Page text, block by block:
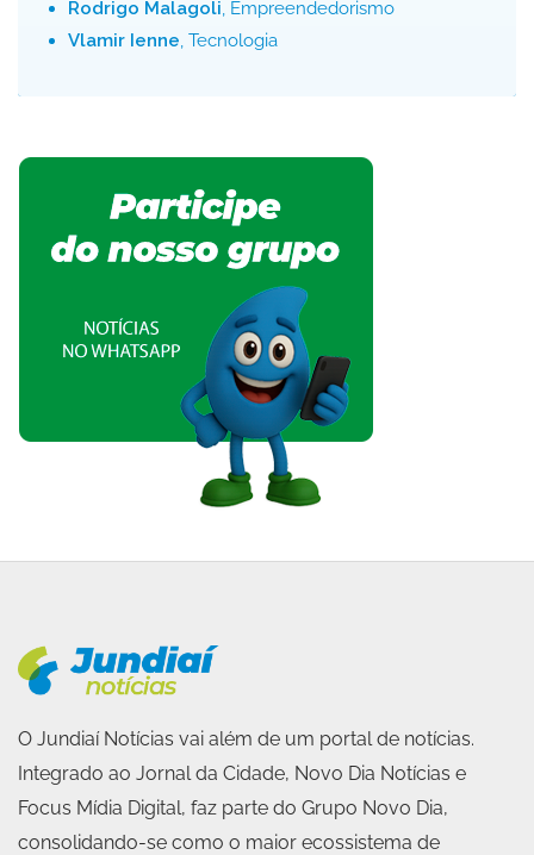
Rodrigo Malagoli, Empreendedorismo
Vlamir Ienne, Tecnologia
O Jundiaí Notícias vai além de um portal de notícias.
Integrado ao Jornal da Cidade, Novo Dia Notícias e
Focus Mídia Digital, faz parte do Grupo Novo Dia,
consolidando-se como o maior ecossistema de